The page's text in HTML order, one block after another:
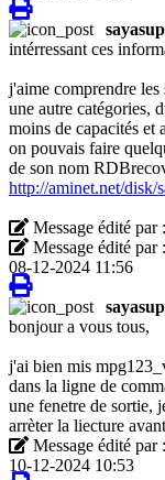
intérressant ces
j'aime comprendre
une autre catégories,
moins de capacités et
on pouvais faire
de son nom
http://aminet.net/disk/
Message édité par
Message édité
08-12-2024 11:56
bonjour a vous tous,
j'ai bien mis
dans la ligne de
une fenetre de sortie,
arrèter la liecture
Message édité par
10-12-2024 10:53